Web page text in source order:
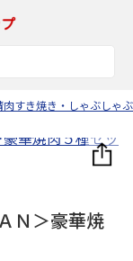
肉すき焼き・しゃぶしゃ
Ｎ＞豪華焼